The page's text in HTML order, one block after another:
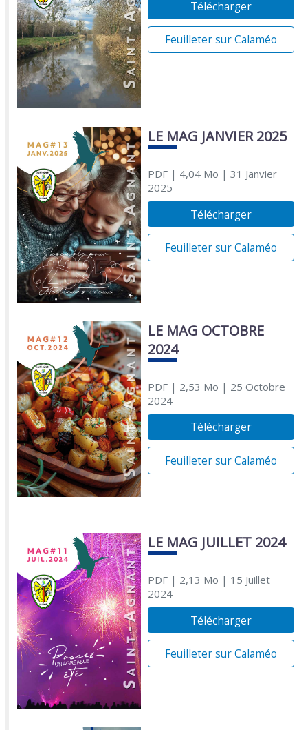
Télécharger
Feuilleter sur Calaméo
LE MAG JANVIER 2025
PDF| 4,04 Mo | 31 Janvier
2025
Télécharger
Feuilleter sur Calaméo
LE MAG OCTOBRE
2024
PDF| 2,53 Mo | 25 Octobre
2024
Télécharger
Feuilleter sur Calaméo
LE MAG JUILLET 2024
PDF| 2,13 Mo | 15 Juillet
2024
Télécharger
Feuilleter sur Calaméo